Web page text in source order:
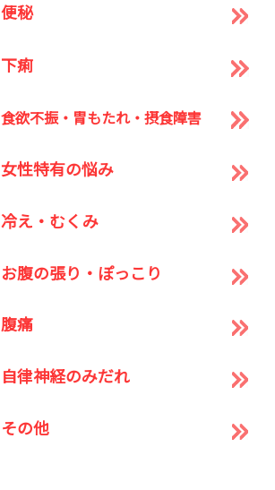
便秘
下痢
食欲不振・胃もたれ・摂食障害
女性特有の悩み
冷え・むくみ
お腹の張り・ぽっこり
腹痛
自律神経のみだれ
その他